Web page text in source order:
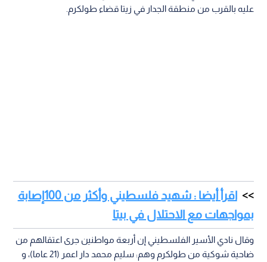
عليه بالقرب من منطقة الجدار في زيتا قضاء طولكرم.
اقرأ أيضا : شهيد فلسطيني وأكثر من 100إصابة
بمواجهات مع الاحتلال في بيتا
وقال نادي الأسير الفلسطيني إن أربعة مواطنين جرى اعتقالهم من
ضاحية شوكية من طولكرم وهم: سليم محمد دار اعمر (21 عاما)، و